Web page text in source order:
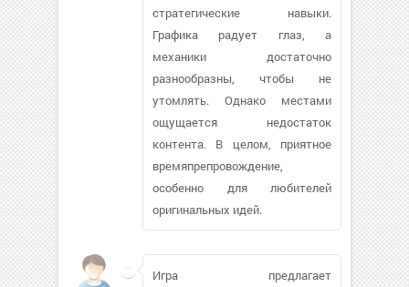
стратегические навыки.
Графика радует глаз, а
механики достаточно
разнообразны, чтобы не
утомлять. Однако местами
ощущается недостаток
контента. В целом, приятное
времяпрепровождение,
особенно для любителей
оригинальных идей.
Игра предлагает